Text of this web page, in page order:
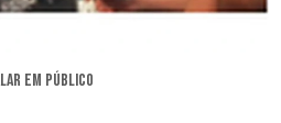
em público